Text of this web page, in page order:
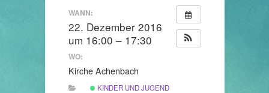
WANN:
22. Dezember 2016
um 16:00 – 17:30
WO:
Kirche Achenbach
KINDER UND JUGEND